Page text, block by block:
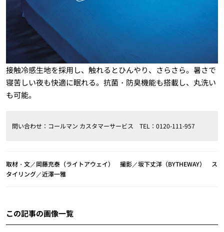
接触冷感生地を採用し、触れるとひんやり、さらさら。暑さで
寝苦しい夜も快適に眠れる。抗菌・防臭機能も搭載し、丸洗い
も可能。
問い合わせ：コールマン カスタマーサービス TEL：0120-111-957
取材・文／岡藤充泰（ライトアウェイ） 撮影／坂下丈洋（BYTHEWAY） ス
タイリング／近澤一雅
この記事の画像一覧